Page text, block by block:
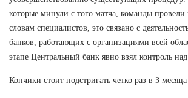
которые минули с того матча, команды
словам специалистов, это связано с
банков, работающих с организациями всей
этапе Центральный банк явно взял контроль над
Кончики стоит подстригать четко раз в 3